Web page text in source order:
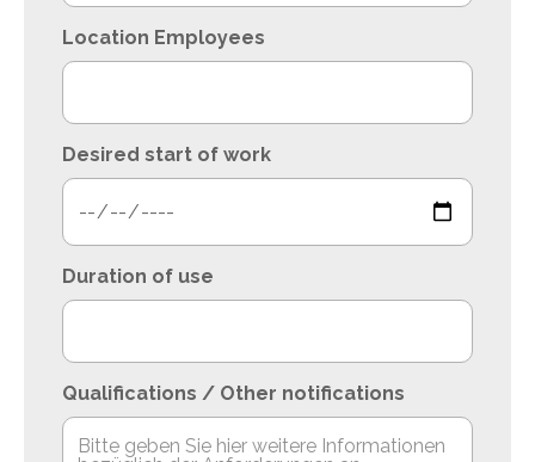
Location Employees
Desired start of work
Duration of use
Qualifications / Other notifications